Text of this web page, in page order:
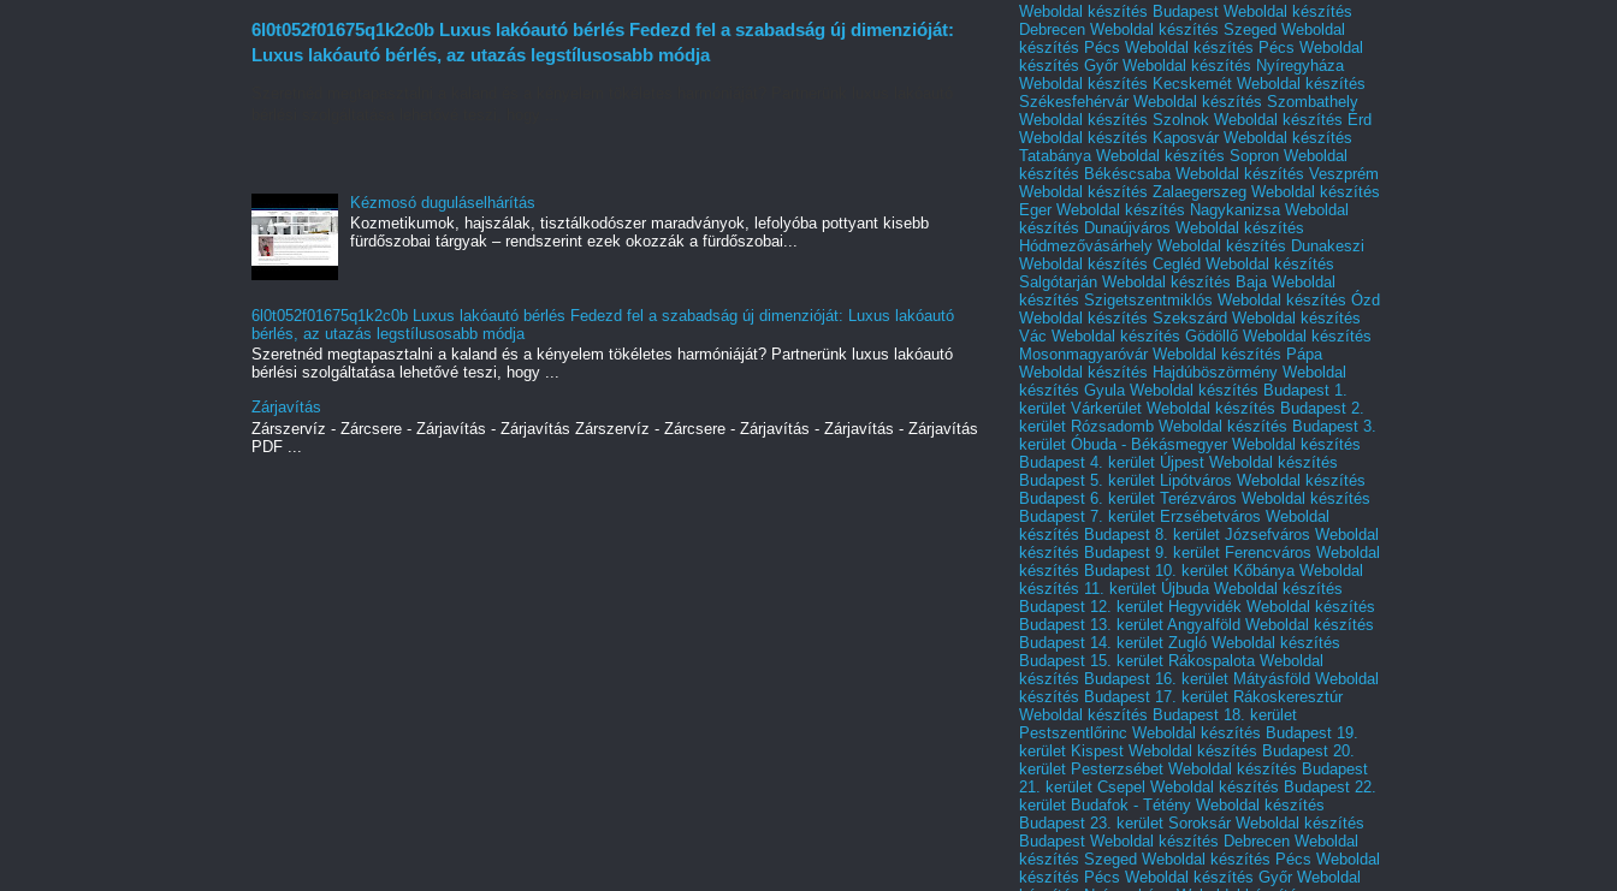
6l0t052f01675q1k2c0b Luxus lakóautó bérlés Fedezd fel a szabadság új dimenzióját:
Luxus lakóautó bérlés, az utazás legstílusosabb módja
Kézmosó duguláselhárítás
Kozmetikumok, hajszálak, tisztálkodószer maradványok, lefolyóba pottyant kisebb
fürdőszobai tárgyak – rendszerint ezek okozzák a fürdőszobai...
6l0t052f01675q1k2c0b Luxus lakóautó bérlés Fedezd fel a szabadság új dimenzióját: Luxus lakóautó
bérlés, az utazás legstílusosabb módja
Szeretnéd megtapasztalni a kaland és a kényelem tökéletes harmóniáját? Partnerünk luxus lakóautó
bérlési szolgáltatása lehetővé teszi, hogy ...
Zárjavítás
Zárszervíz - Zárcsere - Zárjavítás - Zárjavítás Zárszervíz - Zárcsere - Zárjavítás - Zárjavítás - Zárjavítás
PDF ...
Weboldal készítés Budapest Weboldal készítés
Debrecen Weboldal készítés Szeged Weboldal
készítés Pécs Weboldal készítés Pécs Weboldal
készítés Győr Weboldal készítés Nyíregyháza
Weboldal készítés Kecskemét Weboldal készítés
Székesfehérvár Weboldal készítés Szombathely
Weboldal készítés Szolnok Weboldal készítés Érd
Weboldal készítés Kaposvár Weboldal készítés
Tatabánya Weboldal készítés Sopron Weboldal
készítés Békéscsaba Weboldal készítés Veszprém
Weboldal készítés Zalaegerszeg Weboldal készítés
Eger Weboldal készítés Nagykanizsa Weboldal
készítés Dunaújváros Weboldal készítés
Hódmezővásárhely Weboldal készítés Dunakeszi
Weboldal készítés Cegléd Weboldal készítés
Salgótarján Weboldal készítés Baja Weboldal
készítés Szigetszentmiklós Weboldal készítés Ózd
Weboldal készítés Szekszárd Weboldal készítés
Vác Weboldal készítés Gödöllő Weboldal készítés
Mosonmagyaróvár Weboldal készítés Pápa
Weboldal készítés Hajdúböszörmény Weboldal
készítés Gyula Weboldal készítés Budapest 1.
kerület Várkerület Weboldal készítés Budapest 2.
kerület Rózsadomb Weboldal készítés Budapest 3.
kerület Óbuda - Békásmegyer Weboldal készítés
Budapest 4. kerület Újpest Weboldal készítés
Budapest 5. kerület Lipótváros Weboldal készítés
Budapest 6. kerület Terézváros Weboldal készítés
Budapest 7. kerület Erzsébetváros Weboldal
készítés Budapest 8. kerület Józsefváros Weboldal
készítés Budapest 9. kerület Ferencváros Weboldal
készítés Budapest 10. kerület Kőbánya Weboldal
készítés 11. kerület Újbuda Weboldal készítés
Budapest 12. kerület Hegyvidék Weboldal készítés
Budapest 13. kerület Angyalföld Weboldal készítés
Budapest 14. kerület Zugló Weboldal készítés
Budapest 15. kerület Rákospalota Weboldal
készítés Budapest 16. kerület Mátyásföld Weboldal
készítés Budapest 17. kerület Rákoskeresztúr
Weboldal készítés Budapest 18. kerület
Pestszentlőrinc Weboldal készítés Budapest 19.
kerület Kispest Weboldal készítés Budapest 20.
kerület Pesterzsébet Weboldal készítés Budapest
21. kerület Csepel Weboldal készítés Budapest 22.
kerület Budafok - Tétény Weboldal készítés
Budapest 23. kerület Soroksár Weboldal készítés
Budapest Weboldal készítés Debrecen Weboldal
készítés Szeged Weboldal készítés Pécs Weboldal
készítés Pécs Weboldal készítés Győr Weboldal